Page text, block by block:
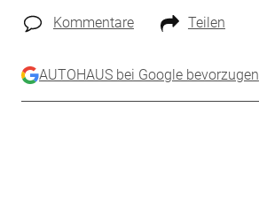
Kommentare Teilen
AUTOHAUS bei Google bevorzugen